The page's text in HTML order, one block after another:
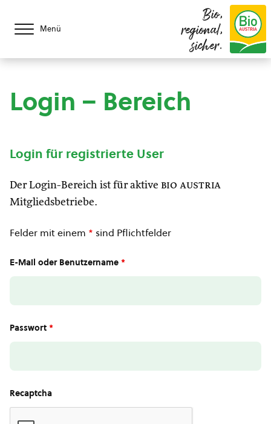
Menü
Bio,
regional,
sicher.
Login – Bereich
Login für registrierte User
Der Login-Bereich ist für aktive bio austria
Mitgliedsbetriebe.
Felder mit einem * sind Pflichtfelder
E-Mail oder Benutzername *
Passwort *
Recaptcha